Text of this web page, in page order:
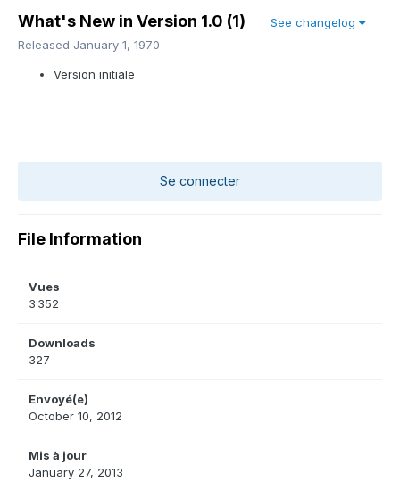
What's New in Version 1.0 (1)
See changelog
Released January 1, 1970
Version initiale
Se connecter
File Information
Vues
3 352
Downloads
327
Envoyé(e)
October 10, 2012
Mis à jour
January 27, 2013